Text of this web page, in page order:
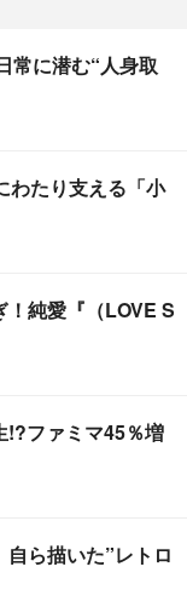
常に潜む“人身取
わたり支える「小
！純愛『（LOVE S
!?ファミマ45％増
ら描いた”レトロ